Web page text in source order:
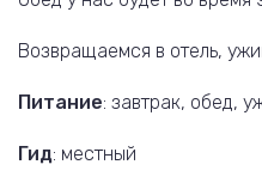
Возвращаемся в отель,
Питание: завтрак, обед,
Гид: местный